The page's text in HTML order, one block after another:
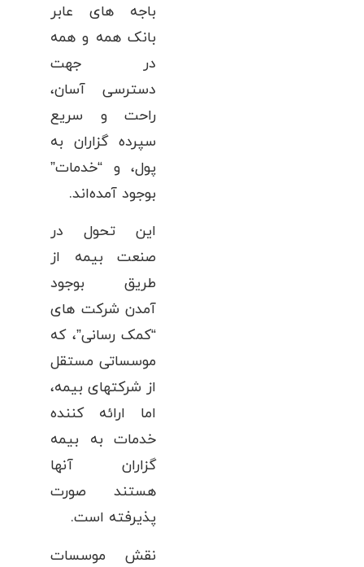
باجه های عابر
بانک همه و همه
در جهت
دسترسی آسان،
راحت و سریع
سپرده گزاران به
پول، و “خدمات”
بوجود آمده‌اند.
این تحول در
صنعت بیمه از
طریق بوجود
آمدن شرکت های
“کمک رسانی”، که
موسساتی مستقل
از شرکتهای بیمه،
اما ارائه کننده
خدمات به بیمه
گزاران آنها
هستند صورت
پذیرفته است.
نقش موسسات